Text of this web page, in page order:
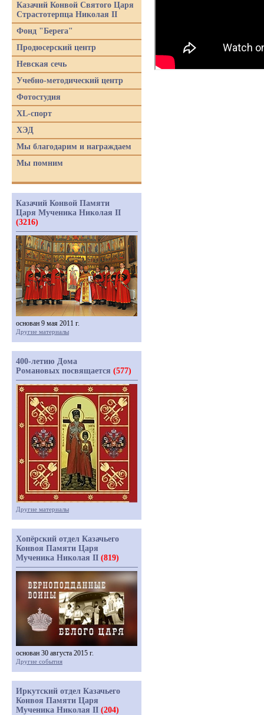
Казачий Конвой Святого Царя
Страстотерпца Николая II
Фонд "Берега"
Продюсерский центр
Невская сечь
Учебно-методический центр
Фотостудия
XL-спорт
ХЭД
Мы благодарим и награждаем
Мы помним
Казачий Конвой Памяти
Царя Мученика Николая II
(3216)
основан 9 мая 2011 г.
Другие материалы
400-летию Дома
Романовых посвящается (577)
Другие материалы
Хопёрский отдел Казачьего
Конвоя Памяти Царя
Мученика Николая II (819)
основан 30 августа 2015 г.
Другие события
Иркутский отдел Казачьего
Конвоя Памяти Царя
Мученика Николая II (204)